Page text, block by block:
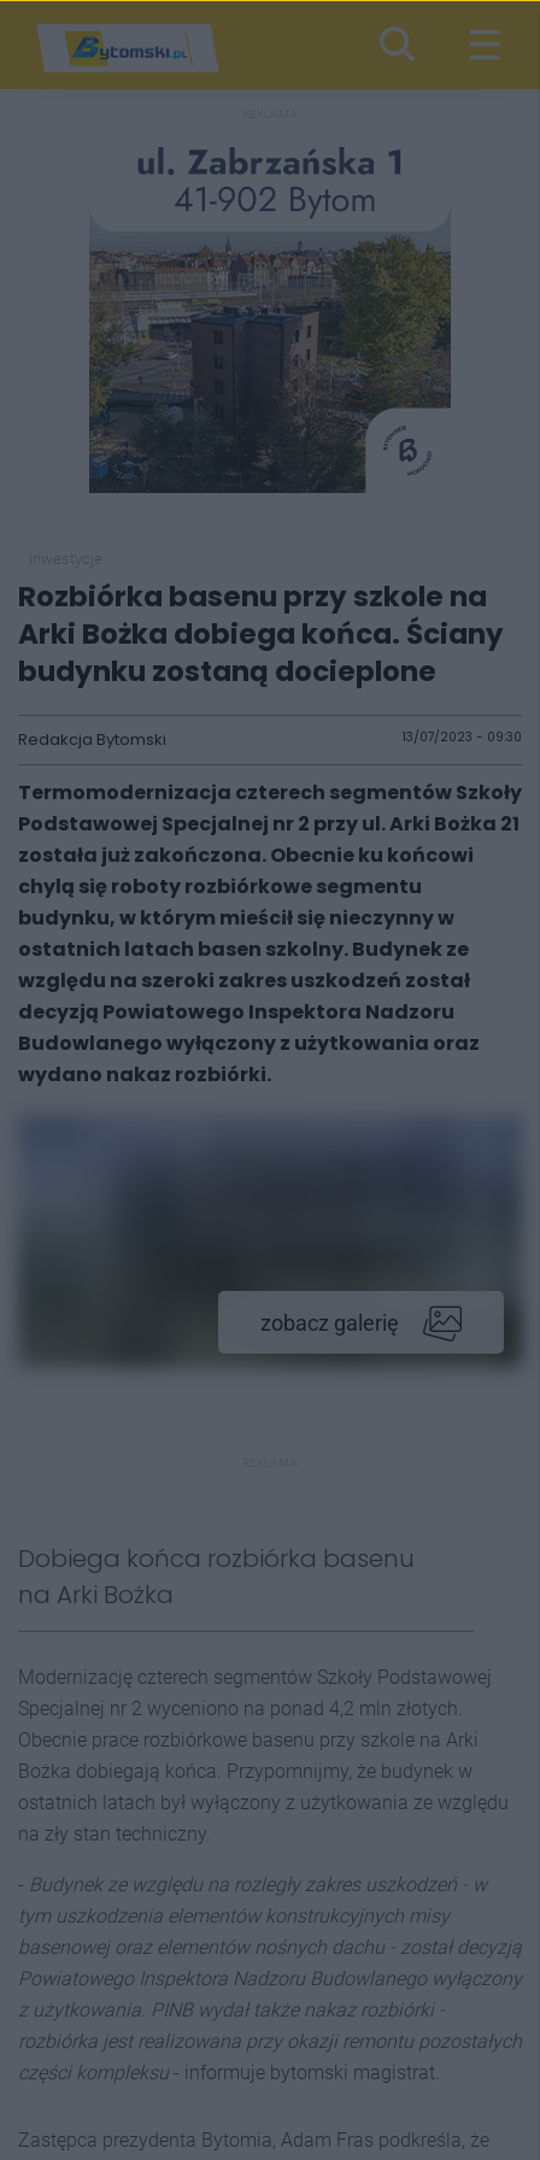
Rozbiórka basenu przy szkole na
Arki Bożka dobiega końca. Ściany
budynku zostaną docieplone
Redakcja Bytomski 13/07/2023 - 09:30
Termomodernizacja czterech segmentów Szkoły
Podstawowej Specjalnej nr 2 przy ul. Arki Bożka 21
została już zakończona. Obecnie ku końcowi
chylą się roboty rozbiórkowe segmentu
budynku, w którym mieścił się nieczynny w
ostatnich latach basen szkolny. Budynek ze
względu na szeroki zakres uszkodzeń został
decyzją Powiatowego Inspektora Nadzoru
Budowlanego wyłączony z użytkowania oraz
wydano nakaz rozbiórki.
zobacz galerię
Dobiega końca rozbiórka basenu
na Arki Bożka
Modernizację czterech segmentów Szkoły Podstawowej
Specjalnej nr 2 wyceniono na ponad 4,2 mln złotych.
Obecnie prace rozbiórkowe basenu przy szkole na Arki
Bożka dobiegają końca. Przypomnijmy, że budynek w
ostatnich latach był wyłączony z użytkowania ze względu
na zły stan techniczny.
- Budynek ze względu na rozległy zakres uszkodzeń - w
tym uszkodzenia elementów konstrukcyjnych misy
basenowej oraz elementów nośnych dachu - został decyzją
Powiatowego Inspektora Nadzoru Budowlanego wyłączony
z użytkowania. PINB wydał także nakaz rozbiórki -
rozbiórka jest realizowana przy okazji remontu pozostałych
części kompleksu - informuje bytomski magistrat.
Zastępca prezydenta Bytomia, Adam Fras podkreśla, że